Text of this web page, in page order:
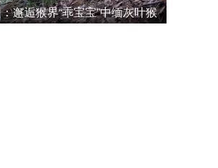
邂逅猴界“乖宝宝”中缅灰叶猴